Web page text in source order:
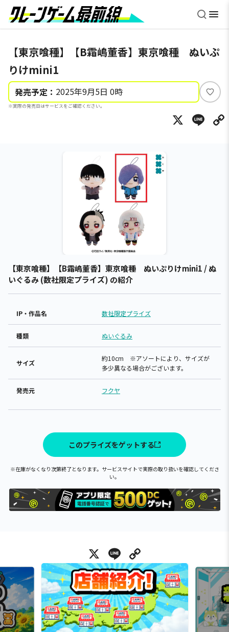
【東京喰種】【B霜嶋董香】東京喰種 ぬいぷ
りけmini1
発売予定： 2025年9月5日 0時
※実際の発売日はサービスをご確認ください。
い
ね
X
【東京喰種】【B霜嶋董香】東京喰種 ぬいぷりけmini1 / ぬ
いぐるみ (数社限定プライズ) の紹介
IP・作品名 数社限定プライズ
種類 ぬいぐるみ
サイズ
約10cm ※アソートにより、サイズが
多少異なる場合がございます。
発売元 フクヤ
このプライズをゲットする
※在庫がなくなり次第終了となります。サービスサイトで実際の取り扱いを確認してくださ
い。
X Line